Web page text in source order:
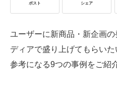
サービ
ポスト シェア
ユーザーに新商品・新企画
ディアで盛り上げてもらい
参考になる9つの事例をご紹